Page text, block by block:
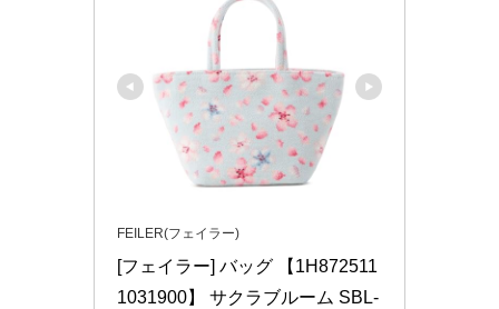
FEILER(フェイラー)
[フェイラー] バッグ 【1H872511
1031900】 サクラブルーム SBL-